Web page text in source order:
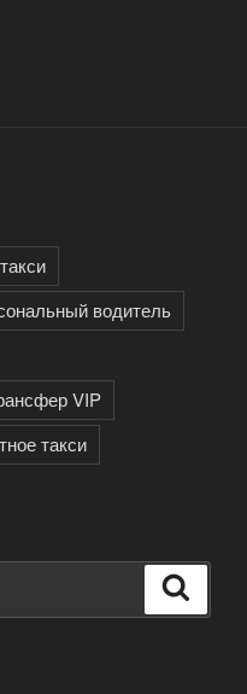
водитель
VIP
такси